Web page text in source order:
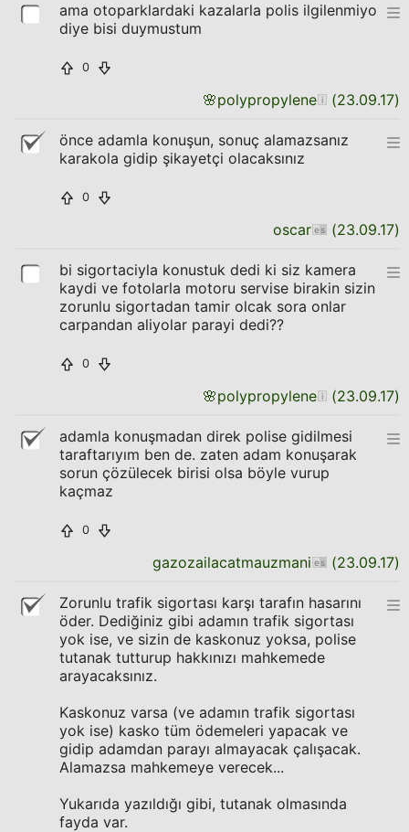
ama otoparklardaki kazalarla polis ilgilenmiyo
diye bisi duymustum
0
🌸polypropylene (23.09.17)
önce adamla konuşun, sonuç alamazsanız
karakola gidip şikayetçi olacaksınız
0
oscar (23.09.17)
bi sigortaciyla konustuk dedi ki siz kamera
kaydi ve fotolarla motoru servise birakin sizin
zorunlu sigortadan tamir olcak sora onlar
carpandan aliyolar parayi dedi??
0
🌸polypropylene (23.09.17)
adamla konuşmadan direk polise gidilmesi
taraftarıyım ben de. zaten adam konuşarak
sorun çözülecek birisi olsa böyle vurup
kaçmaz
0
gazozailacatmauzmani (23.09.17)
Zorunlu trafik sigortası karşı tarafın hasarını
öder. Dediğiniz gibi adamın trafik sigortası
yok ise, ve sizin de kaskonuz yoksa, polise
tutanak tutturup hakkınızı mahkemede
arayacaksınız.
Kaskonuz varsa (ve adamın trafik sigortası
yok ise) kasko tüm ödemeleri yapacak ve
gidip adamdan parayı almayacak çalışacak.
Alamazsa mahkemeye verecek...
Yukarıda yazıldığı gibi, tutanak olmasında
fayda var.